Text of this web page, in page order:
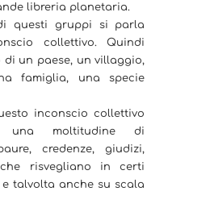
libreria planetaria.
questi gruppi si parla
collettivo. Quindi
un paese, un villaggio,
famiglia, una specie
inconscio collettivo
una moltitudine di
credenze, giudizi,
risvegliano in certi
talvolta anche su scala